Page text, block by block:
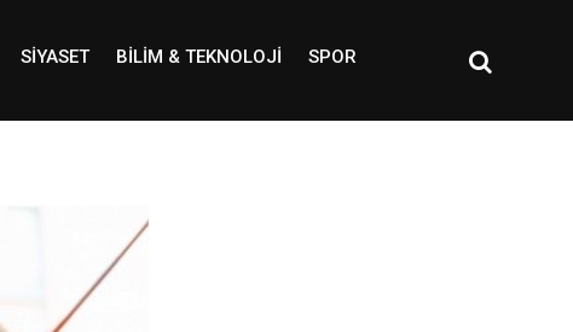
SIYASET BILIM & TEKNOLOJI SPOR